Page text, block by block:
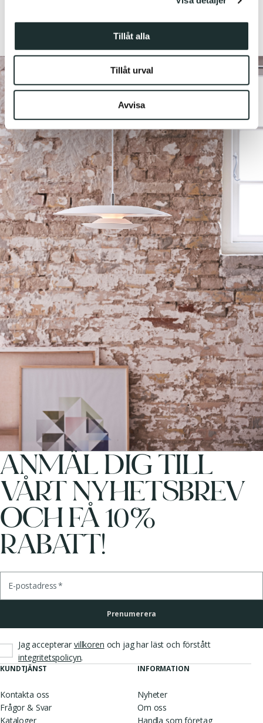
information som du har tillhandahållit eller som de har
samlat in när du har använt deras tjänster.
Tillåt alla
Tillåt urval
Avvisa
ANMÄL DIG TILL
VÅRT NYHETSBREV
OCH FÅ 10%
RABATT!
E-postadress*
Prenumerera
Jag accepterar villkoren och jag har läst och förstått
integritetspolicyn.
KUNDTJÄNST
Kontakta oss
Frågor & Svar
Kataloger
INFORMATION
Nyheter
Om oss
Handla som företag